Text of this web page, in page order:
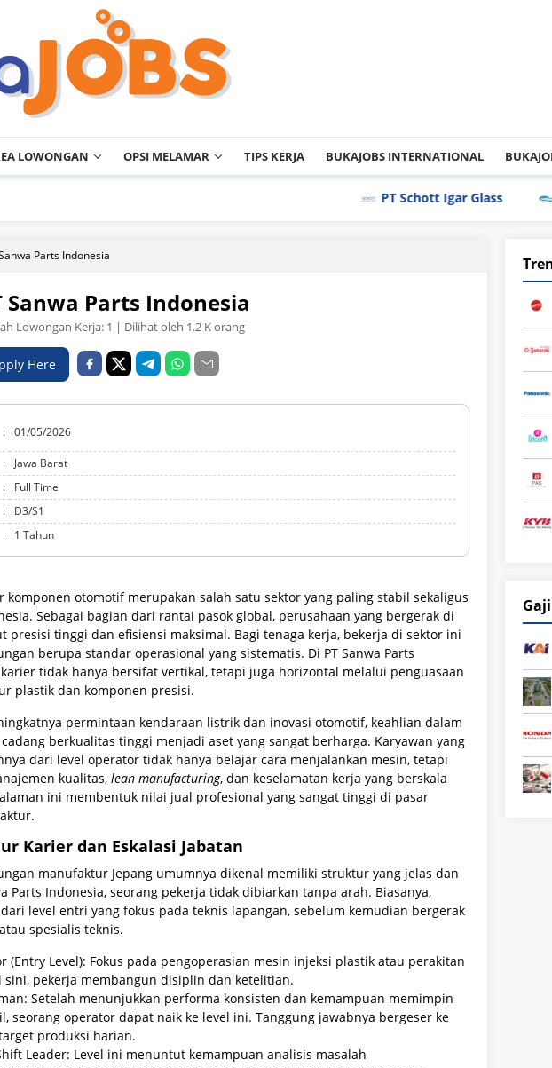
LOWONGAN OPSI MELAMAR TIPS KERJA BUKAJOBS INTERNATIONAL
PT Schott Igar Glass PT Samjin
Parts Indonesia
Sanwa Parts Indonesia
Lowongan Kerja: 1 | Dilihat oleh 1.2 K orang
Here
: 01/05/2026
:
Jawa Barat
:
Full Time
:
D3/S1
: 1 Tahun
otomotif merupakan salah satu sektor yang paling stabil sekaligus
Sebagai bagian dari rantai pasok global, perusahaan yang bergerak di
presisi tinggi dan efisiensi maksimal. Bagi tenaga kerja, bekerja di sektor ini
berupa standar operasional yang sistematis. Di PT Sanwa Parts
tidak hanya bersifat vertikal, tetapi juga horizontal melalui penguasaan
plastik dan komponen presisi.
permintaan kendaraan listrik dan inovasi otomotif, keahlian dalam
berkualitas tinggi menjadi aset yang sangat berharga. Karyawan yang
dari level operator tidak hanya belajar cara menjalankan mesin, tetapi
kualitas, lean manufacturing, dan keselamatan kerja yang berskala
ini membentuk nilai jual profesional yang sangat tinggi di pasar
Karier dan Eskalasi Jabatan
manufaktur Jepang umumnya dikenal memiliki struktur yang jelas dan
Parts Indonesia, seorang pekerja tidak dibiarkan tanpa arah. Biasanya,
level entri yang fokus pada teknis lapangan, sebelum kemudian bergerak
spesialis teknis.
(Entry Level): Fokus pada pengoperasian mesin injeksi plastik atau perakitan
sini, pekerja membangun disiplin dan ketelitian.
Setelah menunjukkan performa konsisten dan kemampuan memimpin
seorang operator dapat naik ke level ini. Tanggung jawabnya bergeser ke
produksi harian.
Leader: Level ini menuntut kemampuan analisis masalah